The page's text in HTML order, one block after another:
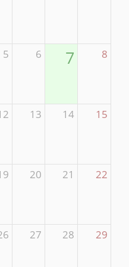
5 6 7 8
13 14 15
20 21 22
27 28 29